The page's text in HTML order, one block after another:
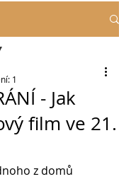
- Jak
film ve 21.
1
z domů